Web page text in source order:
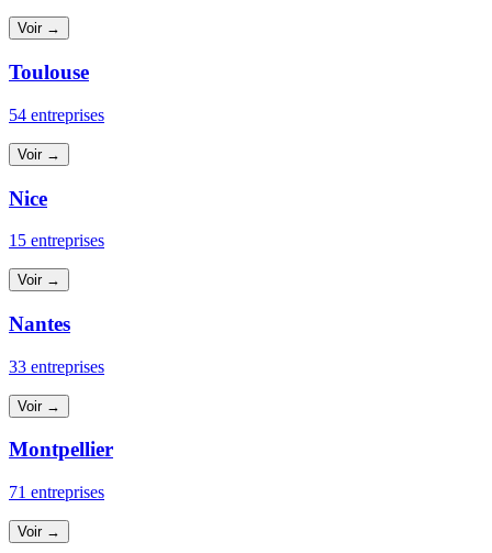
Voir →
Toulouse
54 entreprises
Voir →
Nice
15 entreprises
Voir →
Nantes
33 entreprises
Voir →
Montpellier
71 entreprises
Voir →